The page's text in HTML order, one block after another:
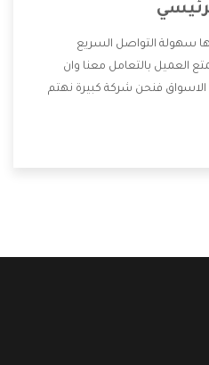
سهولة التواصل السريع
العميل بالتعامل معنا وان
فنحن شركة كبيرة نهتم
الصيانة التى تكون من أهم